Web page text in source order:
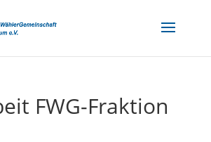
FWG-Fraktion